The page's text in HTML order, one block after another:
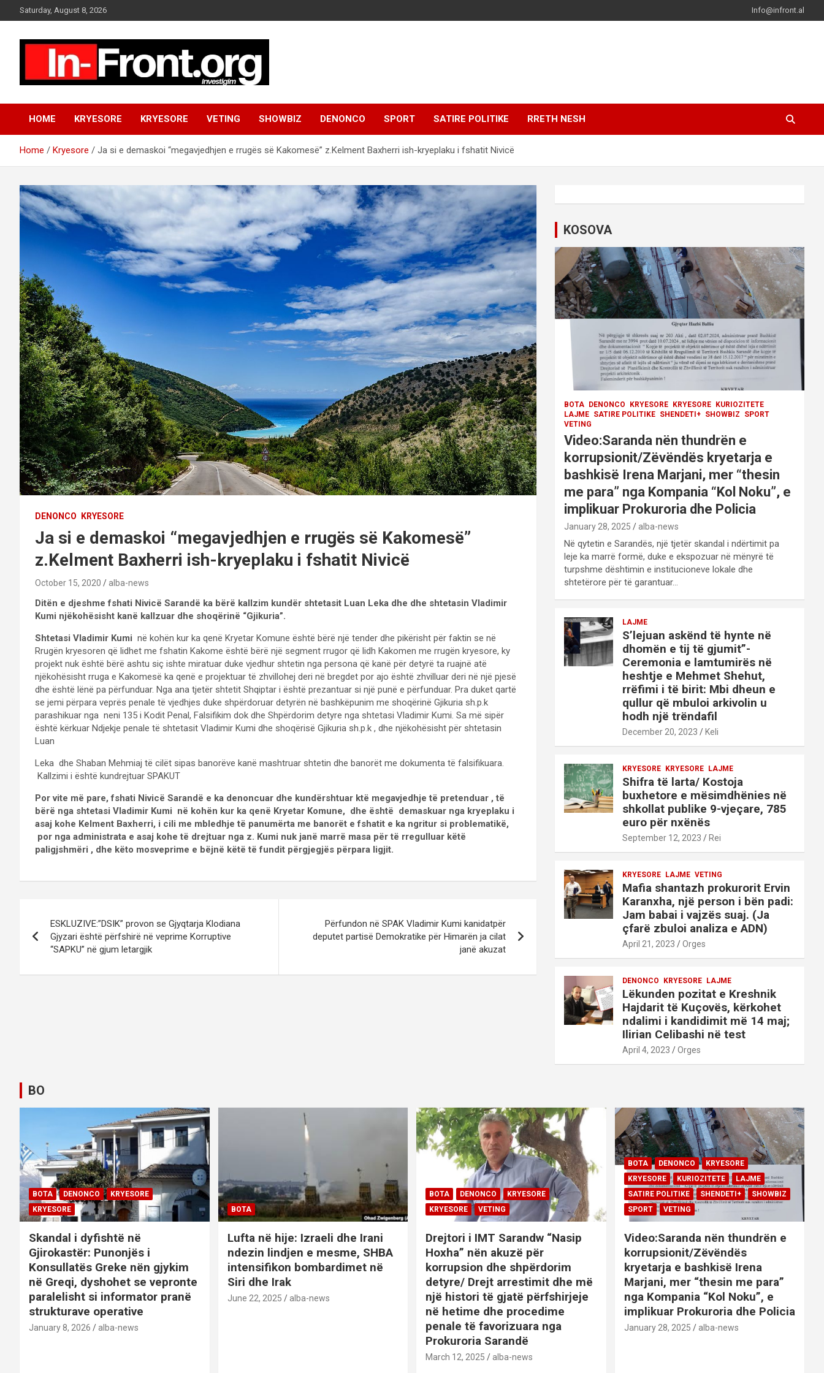
k
e
Saturday, August 8, 2026 Info@infront.al
HOME KRYESORE KRYESORE VETING SHOWBIZ DENONCO SPORT SATIRE POLITIKE RRETH NESH
Home Kryesore Ja si e demaskoi “megavjedhjen e rrugës së Kakomesë” z.Kelment Baxherri ish-kryeplaku i fshatit Nivicë
DENONCO KRYESORE
Ja si e demaskoi “megavjedhjen e rrugës së Kakomesë”
z.Kelment Baxherri ish-kryeplaku i fshatit Nivicë
October 15, 2020 alba-news
Ditën e djeshme fshati Nivicë Sarandë ka bërë kallzim kundër shtetasit Luan Leka dhe dhe shtetasin Vladimir
Kumi njëkohësisht kanë kallzuar dhe shoqërinë “Gjikuria”.
Shtetasi Vladimir Kumi në kohën kur ka qenë Kryetar Komune është bërë një tender dhe pikërisht për faktin se në
Rrugën kryesoren që lidhet me fshatin Kakome është bërë një segment rrugor që lidh Kakomen me rrugën kryesore, ky
projekt nuk është bërë ashtu siç ishte miratuar duke vjedhur shtetin nga persona që kanë për detyrë ta ruajnë atë
njëkohësisht rruga e Kakomesë ka qenë e projektuar të zhvillohej deri në bregdet por ajo është zhvilluar deri në një pjesë
dhe është lënë pa përfunduar. Nga ana tjetër shtetit Shqiptar i është prezantuar si një punë e përfunduar. Pra duket qartë
se jemi përpara veprës penale të vjedhjes duke shpërdoruar detyrën në bashkëpunim me shoqërinë Gjikuria sh.p.k
parashikuar nga neni 135 i Kodit Penal, Falsifikim dok dhe Shpërdorim detyre nga shtetasi Vladimir Kumi. Sa më sipër
është kërkuar Ndjekje penale të shtetasit Vladimir Kumi dhe shoqërisë Gjikuria sh.p.k , dhe njëkohësisht për shtetasin
Luan
Leka dhe Shaban Mehmiaj të cilët sipas banorëve kanë mashtruar shtetin dhe banorët me dokumenta të falsifikuara.
Kallzimi i është kundrejtuar SPAKUT
Por vite më pare, fshati Nivicë Sarandë e ka denoncuar dhe kundërshtuar ktë megavjedhje të pretenduar , të
bërë nga shtetasi Vladimir Kumi në kohën kur ka qenë Kryetar Komune, dhe është demaskuar nga kryeplaku i
asaj kohe Kelment Baxherri, i cili me mbledhje të panumërta me banorët e fshatit e ka ngritur si problematikë,
por nga administrata e asaj kohe të drejtuar nga z. Kumi nuk janë marrë masa për të rregulluar këtë
paligjshmëri , dhe këto mosveprime e bëjnë këtë të fundit përgjegjës përpara ligjit.
i
g
a
t
i
o
n
ESKLUZIVE:”DSIK” provon se Gjyqtarja Klodiana
Gjyzari është përfshirë në veprime Korruptive
“SAPKU” në gjum letargjik
Përfundon në SPAK Vladimir Kumi kanidatpër
deputet partisë Demokratike për Himarën ja cilat
janë akuzat
KOSOVA
BOTA DENONCO KRYESORE KRYESORE
KURIOZITETE
LAJME SATIRE POLITIKE SHENDETI+ SHOWBIZ
SPORT
VETING
Video:Saranda nën thundrën e
korrupsionit/Zëvëndës kryetarja e
bashkisë Irena Marjani, mer “thesin
me para” nga Kompania “Kol Noku”, e
implikuar Prokuroria dhe Policia
January 28, 2025 alba-news
Në qytetin e Sarandës, një tjetër skandal i ndërtimit pa
leje ka marrë formë, duke e ekspozuar në mënyrë të
turpshme dështimin e institucioneve lokale dhe
shtetërore për të garantuar…
LAJME
S’lejuan askënd të hynte në
dhomën e tij të gjumit”-
Ceremonia e lamtumirës në
heshtje e Mehmet Shehut,
rrëfimi i të birit: Mbi dheun e
qullur që mbuloi arkivolin u
hodh një trëndafil
December 20, 2023 Keli
KRYESORE KRYESORE LAJME
Shifra të larta/ Kostoja
buxhetore e mësimdhënies në
shkollat publike 9-vjeçare, 785
euro për nxënës
September 12, 2023 Rei
KRYESORE LAJME VETING
Mafia shantazh prokurorit Ervin
Karanxha, një person i bën padi:
Jam babai i vajzës suaj. (Ja
çfarë zbuloi analiza e ADN)
April 21, 2023 Orges
DENONCO KRYESORE LAJME
Lëkunden pozitat e Kreshnik
Hajdarit të Kuçovës, kërkohet
ndalimi i kandidimit më 14 maj;
Ilirian Celibashi në test
April 4, 2023 Orges
BO
BOTA DENONCO
KRYESORE
KRYESORE
Skandal i dyfishtë në
Gjirokastër: Punonjës i
Konsullatës Greke nën gjykim
në Greqi, dyshohet se vepronte
paralelisht si informator pranë
strukturave operative
January 8, 2026 alba-news
BOTA
Lufta në hije: Izraeli dhe Irani
ndezin lindjen e mesme, SHBA
intensifikon bombardimet në
Siri dhe Irak
June 22, 2025 alba-news
BOTA DENONCO
KRYESORE
KRYESORE
VETING
Drejtori i IMT Sarandw “Nasip
Hoxha” nën akuzë për
korrupsion dhe shpërdorim
detyre/ Drejt arrestimit dhe më
një histori të gjatë përfshirjeje
në hetime dhe procedime
penale të favorizuara nga
Prokuroria Sarandë
March 12, 2025 alba-news
BOTA DENONCO
KRYESORE
KRYESORE
KURIOZITETE
LAJME
SATIRE POLITIKE
SHENDETI+
SHOWBIZ
SPORT
VETING
Video:Saranda nën thundrën e
korrupsionit/Zëvëndës
kryetarja e bashkisë Irena
Marjani, mer “thesin me para”
nga Kompania “Kol Noku”, e
implikuar Prokuroria dhe Policia
January 28, 2025 alba-news
BOTA DENONCO
KRYESORE